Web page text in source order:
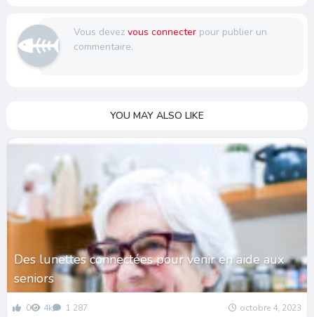
Vous devez vous connecterpour publier un
commentaire.
YOU MAY ALSO LIKE
Des lunettes connectées pour venir en aide aux
seniors
0 4k 1 287 octobre 4, 2023